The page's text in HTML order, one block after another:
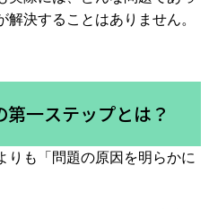
決することはありません。
一ステップとは？
りも「問題の原因を明らかに